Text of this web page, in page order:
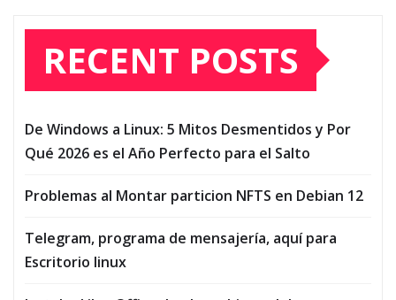
RECENT POSTS
De Windows a Linux: 5 Mitos Desmentidos y Por
Qué 2026 es el Año Perfecto para el Salto
Problemas al Montar particion NFTS en Debian 12
Telegram, programa de mensajería, aquí para
Escritorio linux